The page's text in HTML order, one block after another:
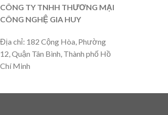
CÔNG TY TNHH THƯƠNG MẠI
CÔNG NGHỆ GIA HUY
Địa chỉ: 182 Cộng Hòa, Phường
12, Quận Tân Bình, Thành phố Hồ
Chí Minh